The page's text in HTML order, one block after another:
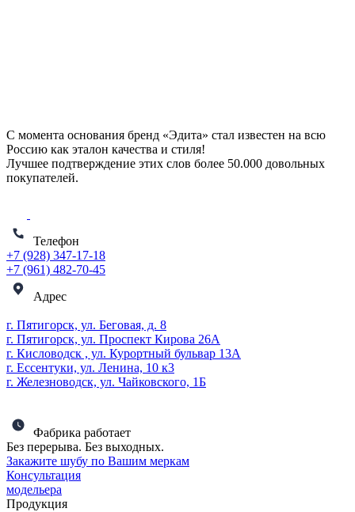
С момента основания бренд «Эдита» стал известен на всю
Россию как эталон качества и стиля!
Лучшее подтверждение этих слов более 50.000 довольных
покупателей.
Телефон
+7 (928) 347-17-18
+7 (961) 482-70-45
Адрес
г. Пятигорск, ул. Беговая, д. 8
г. Пятигорск, ул. Проспект Кирова 26А
г. Кисловодск , ул. Курортный бульвар 13А
г. Ессентуки, ул. Ленина, 10 к3
г. Железноводск, ул. Чайковского, 1Б
Фабрика работает
Без перерыва. Без выходных.
Закажите шубу по Вашим меркам
Консультация
модельера
Продукция